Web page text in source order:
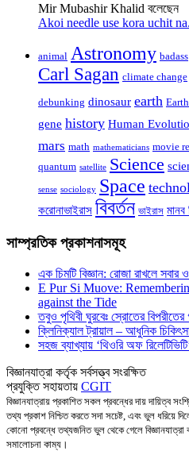
Mir Mubashir Khalid বলেছেন
Akoi needle use kora uchit
animal Astronomy badass
Carl Sagan climate change
debunking dinosaur earth
gene history Human
mars math mathematicians movie
quantum satellite Science
sense sociology Space
করোনাভাইরাস বিবর্তন ভাইরাস মানব
সাম্প্রতিক প্রকাশনাসমূহ
এক চিমটি বিজ্ঞান: রোজা রাখলে
E Pur Si Muove:
against the Tide
তবুও পৃথিবী ঘুরবেঃ স্রোতের বিপরীতের
ক্লিনিক্যাল ট্রায়াল – আধুনিক
সহজ ব্যাখ্যায় ‘থিওরি অফ
বিজ্ঞানযাত্রা কর্তৃক সর্বসত্ত্ব সংরক্ষিত
প্রযুক্তি সহায়তায় CGIT
বিজ্ঞানযাত্রায় প্রকাশিত সকল প্রবন্ধের দায় দায়িত্ব
তথ্য প্রকাশ নিশ্চিত করতে সদা সচেষ্ট, এবং ভুল ধরিয়ে
কোনো প্রবন্ধে তথ্যজনিত ভুল থেকে গেলে বিজ্ঞানযাত্রা
সমালোচনা কাম্য।